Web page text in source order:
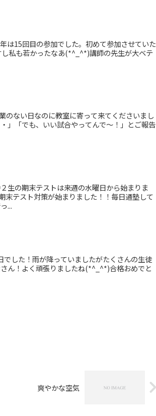
は15回目の参加でした。初めて参加させていた
私も若かったなあ(*^_^*)講師の先生が大ベテ
のない日なのに教室に寄って来てくださいまし
」「でも、いい試合やってんで〜！」とご報告
生の期末テストは来週の水曜日から始まりま
末テスト対策が始まりました！！毎日通塾して
...
した！雨が降っていましたがたくさんの生徒
ん！よく頑張りましたね(*^_^*)合格おめでと
爽やかな空気